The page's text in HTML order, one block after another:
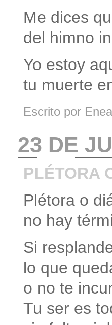
Me dices
del himno
Yo estoy
tu muerte
Escrito por
23 DE
PLÉTORA
Plétora o
no hay
Si
lo que
o no te
Tu ser es